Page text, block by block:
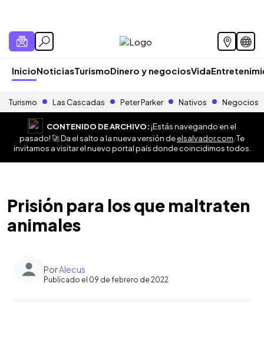
InicioNoticiasTurismoDinero y negociosVida
Turismo Las Cascadas Peter Parker Nativos Negocios
CONTENIDO DE ARCHIVO:¡Estás navegando en el
pasado! 🚀 Da el salto a la nueva versión deelsalvador.com . Te
invitamos a visitar el nuevo portal país donde coincidimos todos.
Prisión para los que maltraten
animales
PorAlecus
Publicado el 09 de febrero de 2022